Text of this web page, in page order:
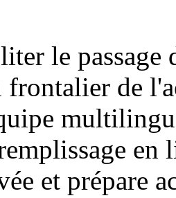
le passage
de
et prépare